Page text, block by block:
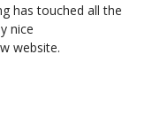
has touched all the
nice
website.